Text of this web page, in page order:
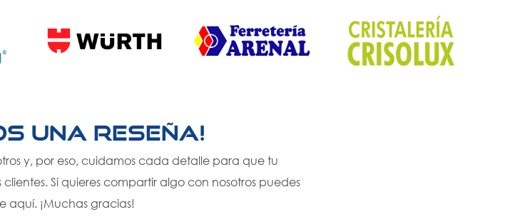
una reseña!
y, por eso, cuidamos cada detalle para que tu
Si quieres compartir algo con nosotros puedes
aquí. ¡Muchas gracias!